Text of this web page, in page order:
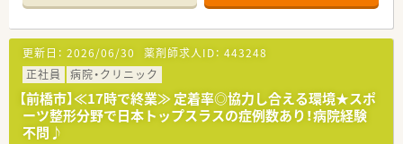
【店舗情報と応需状況について】
■最寄り駅である新前橋駅から車で約15分の場所に位置してお
り、日々の通勤にはマイカーの利用が大変便利で快適な環境で
す。
■処方箋は泌尿器科や皮膚科や内科を中心に1日平均約100枚を
応需しており、幅広い疾患に対する知識を深めることができま
す。
■現在の勤務者数は薬剤師常勤2名体制となっており、欠員補充
更新日： 2026/06/30 薬剤師求人ID： 443248
正社員
病院・クリニック
【前橋市】≪17時で終業≫ 定着率◎協力し合える環境★スポ
ーツ整形分野で日本トップスラスの症例数あり！病院経験
不問♪